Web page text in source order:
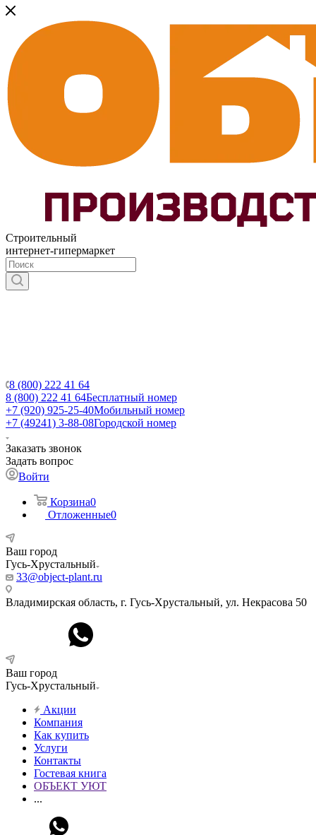
Строительный
интернет-гипермаркет
8 (800) 222 41 64
8 (800) 222 41 64Бесплатный номер
+7 (920) 925-25-40Мобильный номер
+7 (49241) 3-88-08Городской номер
Заказать звонок
Задать вопрос
Войти
Корзина0
Отложенные0
Ваш город
Гусь-Хрустальный
33@object-plant.ru
Владимирская область, г. Гусь-Хрустальный, ул. Некрасова 50
Ваш город
Гусь-Хрустальный
Акции
Компания
Как купить
Услуги
Контакты
Гостевая книга
ОБЪЕКТ УЮТ
...